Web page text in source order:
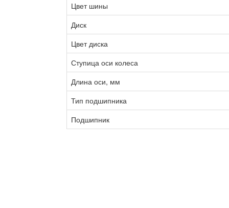
Цвет шины
Диск
Цвет диска
Ступица оси колеса
Длина оси, мм
Тип подшипника
Подшипник